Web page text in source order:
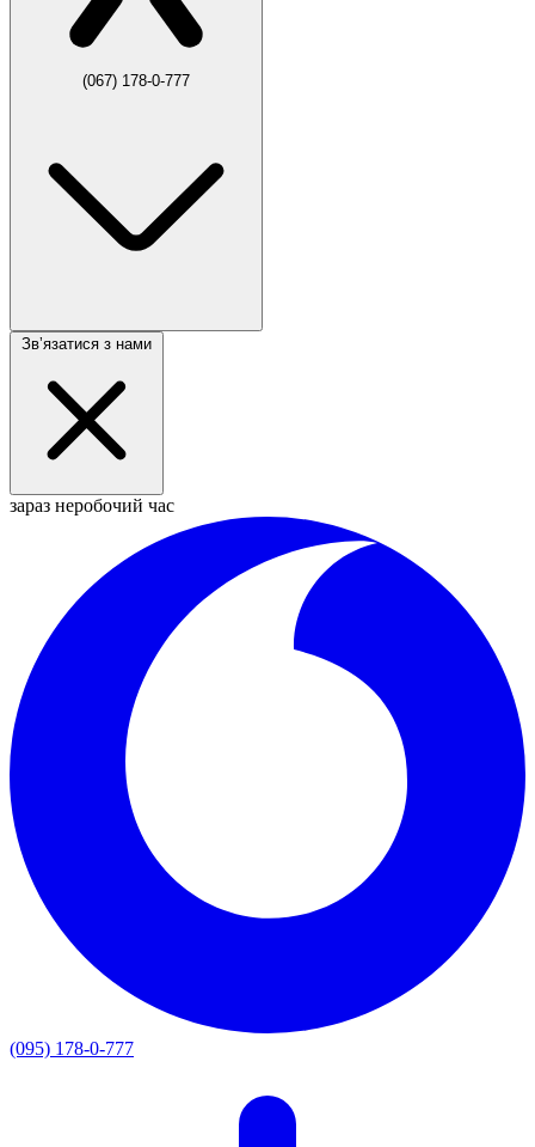
(067) 178-0-777
Звʼязатися з нами
зараз неробочий час
(095) 178-0-777